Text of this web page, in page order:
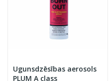
Ugunsdzēsības aerosols
PLUM A class